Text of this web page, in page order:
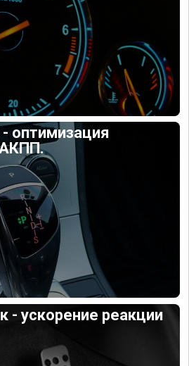
оптимизация
- ускорение реакции